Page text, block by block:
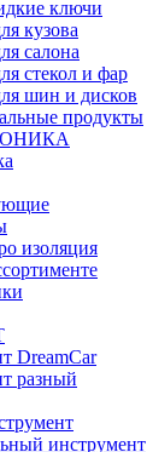
ключи
кузова
салона
стекол и фар
шин и дисков
продукты
изоляция
DreamCar
разный
инструмент